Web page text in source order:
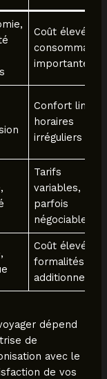
Coût élevé,
consommation
importante
Confort limité,
horaires
irréguliers
Tarifs
variables,
parfois
négociables
Coût élevé,
formalités
additionnelles
dépend
de
avec le
de vos